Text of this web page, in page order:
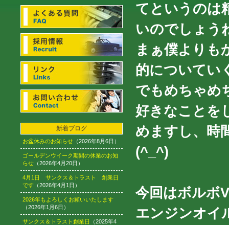
新着ブログ
お盆休みのお知らせ （2026年8月6日）
ゴールデンウイーク期間の休業のお知
らせ （2026年4月20日）
4月1日 サンクス＆トラスト 創業日
です （2026年4月1日）
2026年もよろしくお願いいたします
（2026年1月6日）
サンクス＆トラスト創業日
（2025年4
てというのは
いのでしょう
まぁ僕よりも
的についてい
でもめちゃめ
好きなことを
めますし、時
(^_^)
今回はボルボ
エンジンオイ